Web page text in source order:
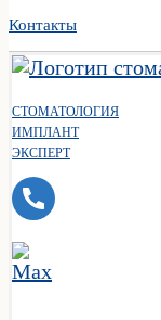
Контакты
СТОМАТОЛОГИЯ
ИМПЛАНТ
ЭКСПЕРТ